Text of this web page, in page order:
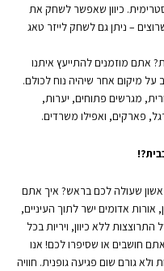
כיוון שאפשר לשחק את
– ניתן גם לשחק לייזר טאג
מוזמנים להתייעץ איתנו
על מיקום אחר שיהיה נוח לכולם.
מגרשים פתוחים, יערות,
פארקים, ואפילו משרדים.
שעולה לכם בראש? איך אתם
אדומים ישר לתוך העיניים,
ללא כיוון, ויריות בכל
חושבים או שסיפרו לכם! אנו
גורם שום פגיעה גופנית. חוויה